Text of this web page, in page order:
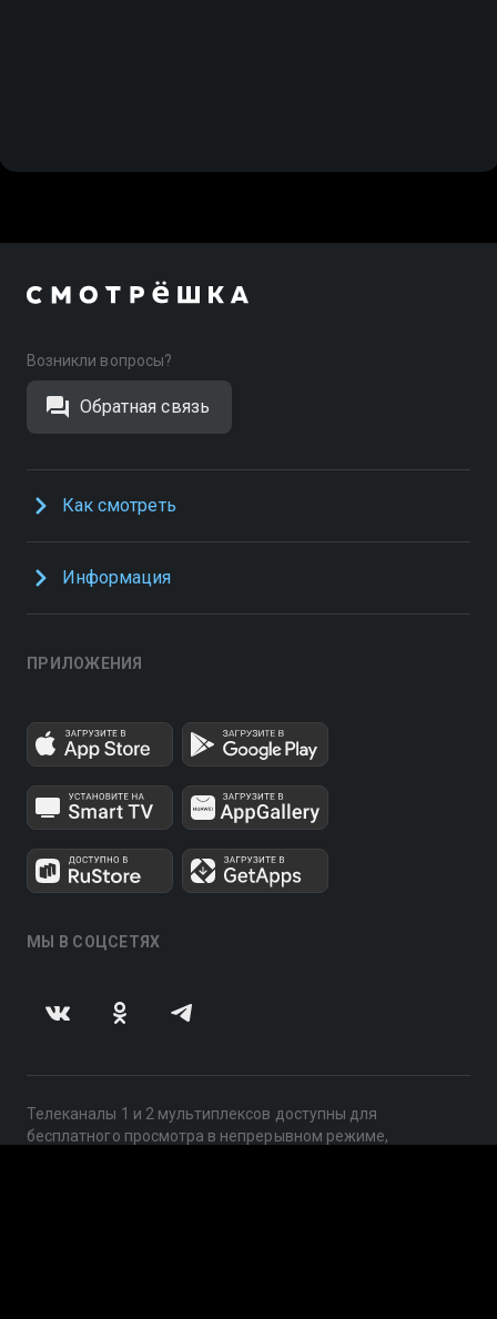
Возникли вопросы?
Обратная связь
Как смотреть
Информация
ПРИЛОЖЕНИЯ
МЫ В СОЦСЕТЯХ
Телеканалы 1 и 2 мультиплексов доступны для
бесплатного просмотра в непрерывном режиме,